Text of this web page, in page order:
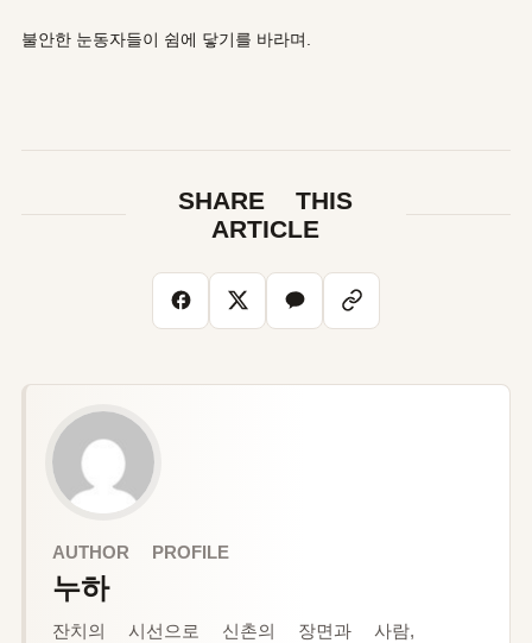
불안한 눈동자들이 쉼에 닿기를 바라며.
SHARE THIS
ARTICLE
AUTHOR PROFILE
누하
잔치의 시선으로 신촌의 장면과 사람,